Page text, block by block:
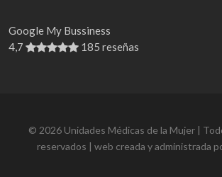
Google My Bussiness
4,7
185 reseñas
© 2026 Unidades Médicas de la Mujer |
reservados | web creada y administrada